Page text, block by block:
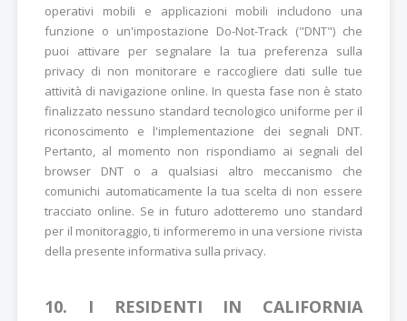
operativi mobili e applicazioni mobili includono una
funzione o un'impostazione Do-Not-Track ("DNT") che
puoi attivare per segnalare la tua preferenza sulla
privacy di non monitorare e raccogliere dati sulle tue
attività di navigazione online. In questa fase non è stato
finalizzato nessuno standard tecnologico uniforme per il
riconoscimento e l'implementazione dei segnali DNT.
Pertanto, al momento non rispondiamo ai segnali del
browser DNT o a qualsiasi altro meccanismo che
comunichi automaticamente la tua scelta di non essere
tracciato online. Se in futuro adotteremo uno standard
per il monitoraggio, ti informeremo in una versione rivista
della presente informativa sulla privacy.
10. I RESIDENTI IN CALIFORNIA